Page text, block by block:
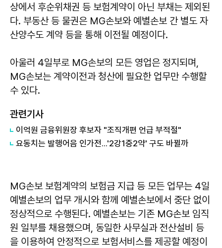
상에서 후순위채권 등 보험계약이 아닌 부채는 제외된
다. 부동산 등 물권은 MG손보와 예별손보 간 별도 자
산양수도 계약 등을 통해 이전될 예정이다.
아울러 4일부로 MG손보의 모든 영업은 정지되며,
MG손보는 계약이전과 청산에 필요한 업무만 수행할
수 있다.
관련기사
이억원 금융위원장 후보자 "조직개편 언급 부적절"
요동치는 발행어음 인가전...'2강1중2약' 구도 바뀔까
MG손보 보험계약의 보험금 지급 등 모든 업무는 4일
예별손보의 업무 개시와 함께 예별손보에서 중단 없이
정상적으로 수행된다. 예별손보는 기존 MG손보 임직
원 일부를 채용했으며, 동일한 사무실과 전산설비 등
을 이용하여 안정적으로 보험서비스를 제공할 예정이